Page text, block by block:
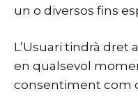
un o diversos fins
L’Usuari tindrà
en qualsevol
consentiment com